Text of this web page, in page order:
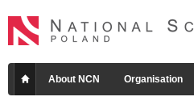
About NCN Organisation